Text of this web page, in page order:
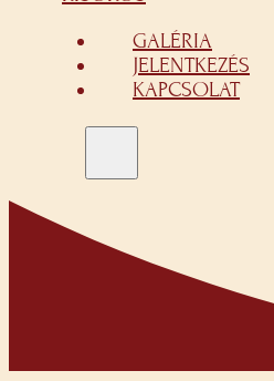
GALÉRIA
JELENTKEZÉS
KAPCSOLAT